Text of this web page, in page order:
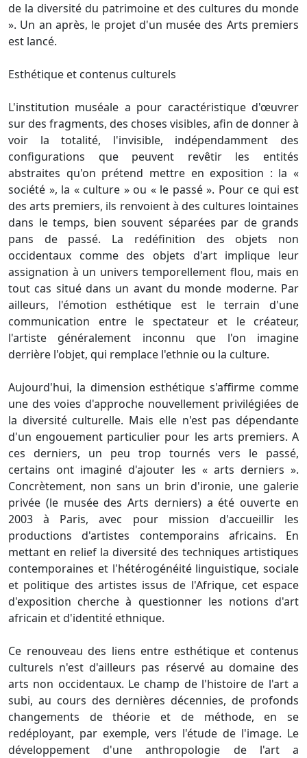
de la diversité du patrimoine et des cultures du monde
». Un an après, le projet d'un musée des Arts premiers
est lancé.
Esthétique et contenus culturels
L'institution muséale a pour caractéristique d'œuvrer
sur des fragments, des choses visibles, afin de donner à
voir la totalité, l'invisible, indépendamment des
configurations que peuvent revêtir les entités
abstraites qu'on prétend mettre en exposition : la «
société », la « culture » ou « le passé ». Pour ce qui est
des arts premiers, ils renvoient à des cultures lointaines
dans le temps, bien souvent séparées par de grands
pans de passé. La redéfinition des objets non
occidentaux comme des objets d'art implique leur
assignation à un univers temporellement flou, mais en
tout cas situé dans un avant du monde moderne. Par
ailleurs, l'émotion esthétique est le terrain d'une
communication entre le spectateur et le créateur,
l'artiste généralement inconnu que l'on imagine
derrière l'objet, qui remplace l'ethnie ou la culture.
Aujourd'hui, la dimension esthétique s'affirme comme
une des voies d'approche nouvellement privilégiées de
la diversité culturelle. Mais elle n'est pas dépendante
d'un engouement particulier pour les arts premiers. A
ces derniers, un peu trop tournés vers le passé,
certains ont imaginé d'ajouter les « arts derniers ».
Concrètement, non sans un brin d'ironie, une galerie
privée (le musée des Arts derniers) a été ouverte en
2003 à Paris, avec pour mission d'accueillir les
productions d'artistes contemporains africains. En
mettant en relief la diversité des techniques artistiques
contemporaines et l'hétérogénéité linguistique, sociale
et politique des artistes issus de l'Afrique, cet espace
d'exposition cherche à questionner les notions d'art
africain et d'identité ethnique.
Ce renouveau des liens entre esthétique et contenus
culturels n'est d'ailleurs pas réservé au domaine des
arts non occidentaux. Le champ de l'histoire de l'art a
subi, au cours des dernières décennies, de profonds
changements de théorie et de méthode, en se
redéployant, par exemple, vers l'étude de l'image. Le
développement d'une anthropologie de l'art a